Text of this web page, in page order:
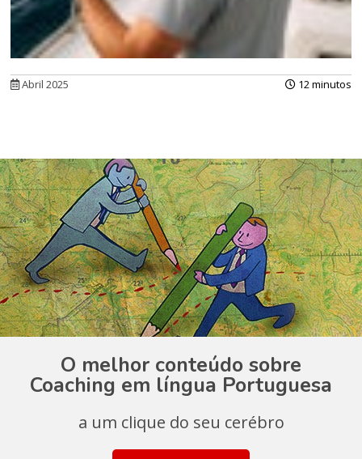
Abril 2025 12 minutos
O melhor conteúdo sobre
Coaching em língua Portuguesa
a um clique do seu cerébro